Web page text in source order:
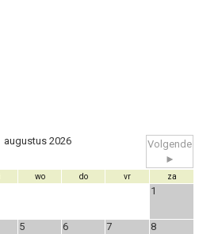
augustus 2026
Volgende
►
wo do vr za
1
5 6 7 8